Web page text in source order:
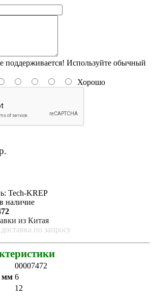
поддерживается! Используйте обычный
Хорошо
Tech-KREP
наличие
из Китая
по запросу
00007472
мм 6
12